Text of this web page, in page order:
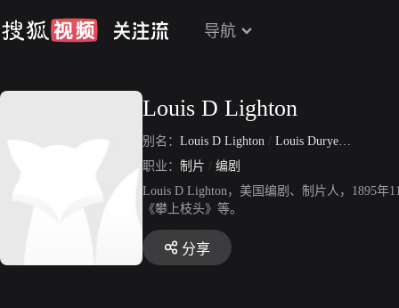
导航
Louis D Lighton
别名： Louis D Lighton / Louis Duryea Lighton
职业： 制片 / 编剧
Louis D Lighton，美国编剧、制片人，1895年
《攀上枝头》等。
分享